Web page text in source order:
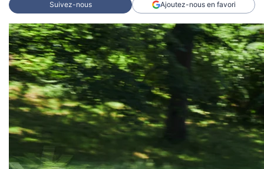
Suivez-nous Ajoutez-nous en favori